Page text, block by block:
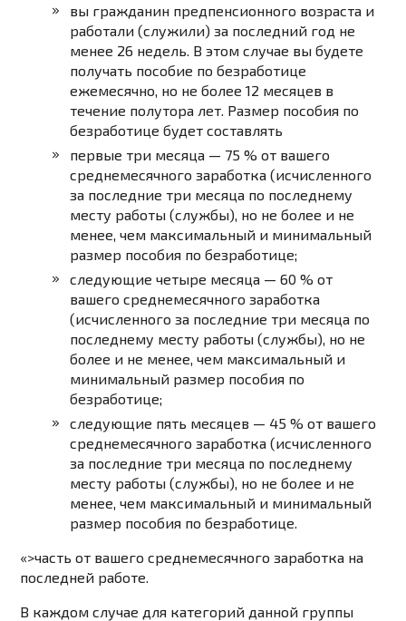
вы гражданин предпенсионного возраста и
работали (служили) за последний год не
менее 26 недель. В этом случае вы будете
получать пособие по безработице
ежемесячно, но не более 12 месяцев в
течение полутора лет. Размер пособия по
безработице будет составлять
первые три месяца — 75 % от вашего
среднемесячного заработка (исчисленного
за последние три месяца по последнему
месту работы (службы), но не более и не
менее, чем максимальный и минимальный
размер пособия по безработице;
следующие четыре месяца — 60 % от
вашего среднемесячного заработка
(исчисленного за последние три месяца по
последнему месту работы (службы), но не
более и не менее, чем максимальный и
минимальный размер пособия по
безработице;
следующие пять месяцев — 45 % от вашего
среднемесячного заработка (исчисленного
за последние три месяца по последнему
месту работы (службы), но не более и не
менее, чем максимальный и минимальный
размер пособия по безработице.
«>часть от вашего среднемесячного заработка на
последней работе.
В каждом случае для категорий данной группы